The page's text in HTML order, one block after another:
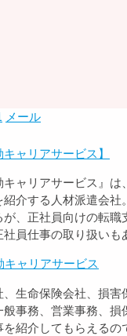
メール
キャリアサービス】
キャリアサービス』
紹介する人材派遣会社
、正社員向けの転職
員仕事の取り扱いも
生命保険会社、損害
事務、営業事務、損
を紹介してもらえるの